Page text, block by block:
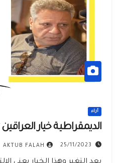
أراء
الديمقراطية خيار العراقين “ماهر عبد
25/11/2023
AKTUB FALAH